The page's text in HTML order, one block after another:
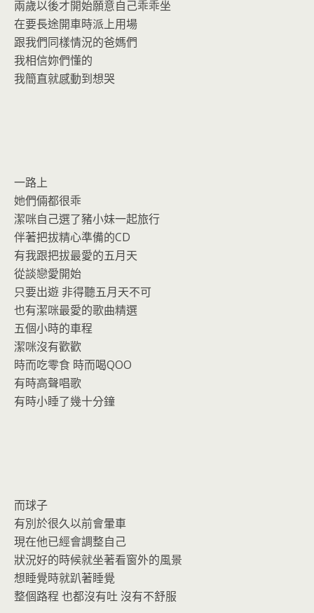
兩歲以後才開始願意自己乖乖坐
在要長途開車時派上用場
跟我們同樣情況的爸媽們
我相信妳們懂的
我簡直就感動到想哭
一路上
她們倆都很乖
潔咪自己選了豬小妹一起旅行
伴著把拔精心準備的CD
有我跟把拔最愛的五月天
從談戀愛開始
只要出遊 非得聽五月天不可
也有潔咪最愛的歌曲精選
五個小時的車程
潔咪沒有歡歡
時而吃零食 時而喝QOO
有時高聲唱歌
有時小睡了幾十分鐘
而球子
有別於很久以前會暈車
現在他已經會調整自己
狀況好的時候就坐著看窗外的風景
想睡覺時就趴著睡覺
整個路程 也都沒有吐 沒有不舒服